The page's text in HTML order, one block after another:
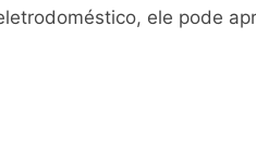
ele pode